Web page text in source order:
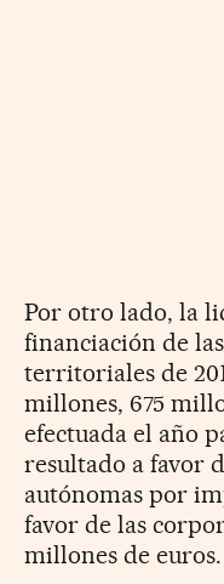
Por otro lado, la
financiación de
territoriales de
millones, 675
efectuada el año
resultado a favor
autónomas por
favor de las
millones de euros.